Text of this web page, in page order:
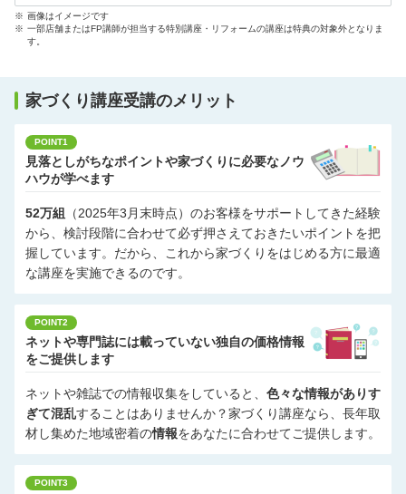
※ 画像はイメージです
※ 一部店舗またはFP講師が担当する特別講座・リフォームの講座は特典の対象外となりま
す。
家づくり講座受講のメリット
POINT1
見落としがちなポイントや家づくりに必要なノウ
ハウが学べます
52万組
（2025年3月末時点）のお客様をサポートしてきた経験
から、検討段階に合わせて必ず押さえておきたいポイントを把
握しています。だから、これから家づくりをはじめる方に最適
な講座を実施できるのです。
POINT2
ネットや専門誌には載っていない独自の価格情報
をご提供します
ネットや雑誌での情報収集をしていると、 色々な情報がありす
ぎて混乱することはありませんか？家づくり講座なら、長年取
材し集めた地域密着の情報をあなたに合わせてご提供します。
POINT3